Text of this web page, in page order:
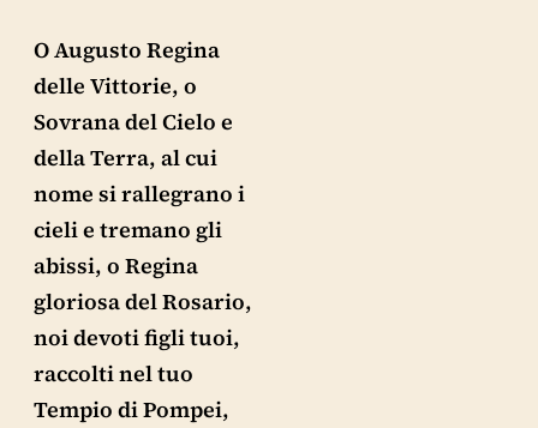
O Augusto Regina
delle Vittorie, o
Sovrana del Cielo e
della Terra, al cui
nome si rallegrano i
cieli e tremano gli
abissi, o Regina
gloriosa del Rosario,
noi devoti figli tuoi,
raccolti nel tuo
Tempio di Pompei,